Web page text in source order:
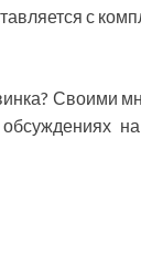
с
Своими
обсуждениях